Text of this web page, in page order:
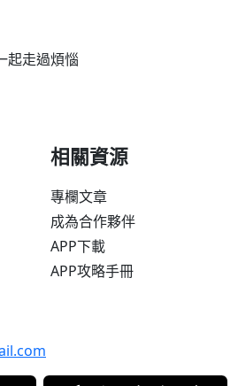
起走過煩惱
相關資源
專欄文章
成為合作夥伴
APP下載
APP攻略手冊